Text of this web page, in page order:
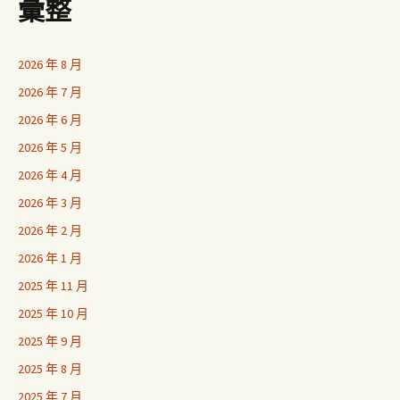
彙整
2026 年 8 月
2026 年 7 月
2026 年 6 月
2026 年 5 月
2026 年 4 月
2026 年 3 月
2026 年 2 月
2026 年 1 月
2025 年 11 月
2025 年 10 月
2025 年 9 月
2025 年 8 月
2025 年 7 月